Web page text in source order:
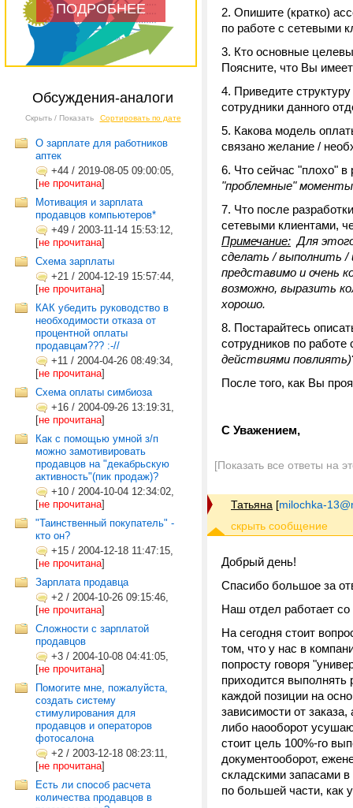
ПОДРОБНЕЕ
Обсуждения-аналоги
Скрыть / Показать Сортировать по дате
О зарплате для работников
аптек
+44 / 2019-08-05 09:00:05,
[не прочитана]
Мотивация и зарплата
продавцов компьютеров*
+49 / 2003-11-14 15:53:12,
[не прочитана]
Схема зарплаты
+21 / 2004-12-19 15:57:44,
[не прочитана]
КАК убедить руководство в
необходимости отказа от
процентной оплаты
продавцам??? :-//
+11 / 2004-04-26 08:49:34,
[не прочитана]
Схема оплаты симбиоза
+16 / 2004-09-26 13:19:31,
[не прочитана]
Как с помощью умной з/п
можно замотивировать
продавцов на "декабрьскую
активность"(пик продаж)?
+10 / 2004-10-04 12:34:02,
[не прочитана]
"Таинственный покупатель" -
кто он?
+15 / 2004-12-18 11:47:15,
[не прочитана]
Зарплата продавца
+2 / 2004-10-26 09:15:46,
[не прочитана]
Сложности с зарплатой
продавцов
+3 / 2004-10-08 04:41:05,
[не прочитана]
Помогите мне, пожалуйста,
создать систему
стимулирования для
продавцов и операторов
фотосалона
+2 / 2003-12-18 08:23:11,
[не прочитана]
Есть ли способ расчета
количества продавцов в
Опишите (кратко)
по работе с сетевыми
Кто основные
Поясните, что Вы
Приведите
сотрудники данного
Какова модель
связано желание /
Что сейчас "плохо"
"проблемные"
Что после
сетевыми клиентами,
Примечание: Для
сделать / выполнить
представимо и очень
возможно, выразить
хорошо.
Постарайтесь
сотрудников по
действиями повлиять)
После того, как Вы
С Уважением,
[Показать все ответы на
Татьяна [milochka-
Добрый день!
Спасибо большое за
Наш отдел работает со
На сегодня стоит
том, что у нас в
попросту говоря
приходится выполнять
каждой позиции на
зависимости от
либо наооборот
стоит цель 100%-го
документооборот,
складскими запасами
по большей части, как